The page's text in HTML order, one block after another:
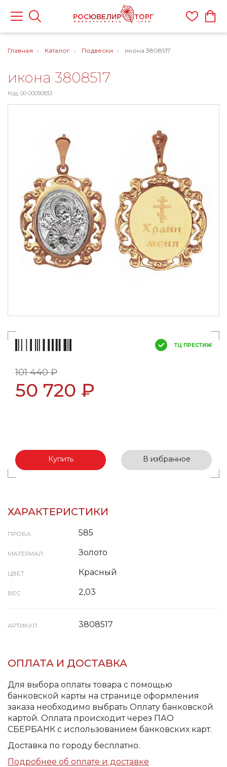
Главная Каталог Подвески икона 3808517
икона 3808517
Код: 00-00090833
ТЦ ПРЕСТИЖ
101 440 ₽
50 720 ₽
Купить В избранное
ХАРАКТЕРИСТИКИ
ПРОБА 585
МАТЕРИАЛ Золото
ЦВЕТ Красный
ВЕС 2,03
АРТИКУЛ 3808517
ОПЛАТА И ДОСТАВКА
Для выбора оплаты товара с помощью
банковской карты на странице оформления
заказа необходимо выбрать Оплату банковской
картой. Оплата происходит через ПАО
СБЕРБАНК с использованием банковских карт.
Доставка по городу бесплатно.
Подробнее об оплате и доставке